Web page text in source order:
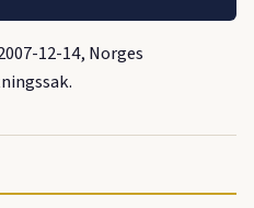
12-14, Norges